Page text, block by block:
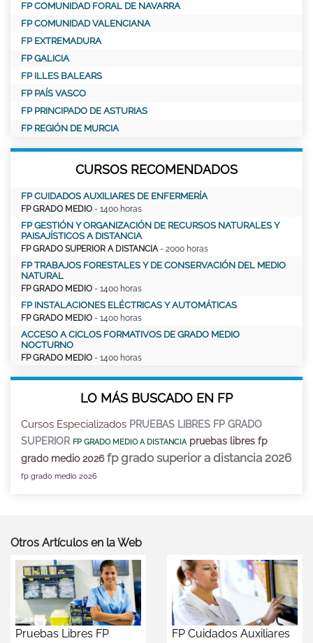
FP COMUNIDAD FORAL DE NAVARRA
FP COMUNIDAD VALENCIANA
FP EXTREMADURA
FP GALICIA
FP ILLES BALEARS
FP PAÍS VASCO
FP PRINCIPADO DE ASTURIAS
FP REGIÓN DE MURCIA
CURSOS RECOMENDADOS
FP CUIDADOS AUXILIARES DE ENFERMERÍA
FP GRADO MEDIO - 1400 horas
FP GESTIÓN Y ORGANIZACIÓN DE RECURSOS NATURALES Y
PAISAJÍSTICOS A DISTANCIA
FP GRADO SUPERIOR A DISTANCIA- 2000 horas
FP TRABAJOS FORESTALES Y DE CONSERVACIÓN DEL MEDIO
NATURAL
FP GRADO MEDIO - 1400 horas
FP INSTALACIONES ELÉCTRICAS Y AUTOMÁTICAS
FP GRADO MEDIO - 1400 horas
ACCESO A CICLOS FORMATIVOS DE GRADO MEDIO
NOCTURNO
FP GRADO MEDIO - 1400 horas
LO MÁS BUSCADO EN FP
Cursos Especializados PRUEBAS LIBRES FP GRADO
SUPERIOR FP GRADO MEDIO A DISTANCIA pruebas libres fp
grado medio 2026 fp grado superior a distancia 2026
fp grado medio 2026
Otros Artículos en la Web
Pruebas Libres FP
FP Cuidados Auxiliares